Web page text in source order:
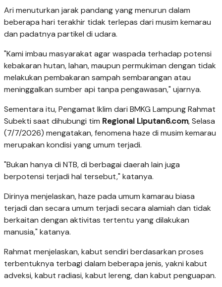
Ari menuturkan jarak pandang yang menurun dalam
beberapa hari terakhir tidak terlepas dari musim kemarau
dan padatnya partikel di udara.
"Kami imbau masyarakat agar waspada terhadap potensi
kebakaran hutan, lahan, maupun permukiman dengan tidak
melakukan pembakaran sampah sembarangan atau
meninggalkan sumber api tanpa pengawasan," ujarnya.
Sementara itu, Pengamat Iklim dari BMKG Lampung Rahmat
Subekti saat dihubungi tim Regional Liputan6.com, Selasa
(7/7/2026) mengatakan, fenomena haze di musim kemarau
merupakan kondisi yang umum terjadi.
"Bukan hanya di NTB, di berbagai daerah lain juga
berpotensi terjadi hal tersebut," katanya.
Dirinya menjelaskan, haze pada umum kamarau biasa
terjadi dan secara umum terjadi secara alamiah dan tidak
berkaitan dengan aktivitas tertentu yang dilakukan
manusia," katanya.
Rahmat menjelaskan, kabut sendiri berdasarkan proses
terbentuknya terbagi dalam beberapa jenis, yakni kabut
adveksi, kabut radiasi, kabut lereng, dan kabut penguapan.